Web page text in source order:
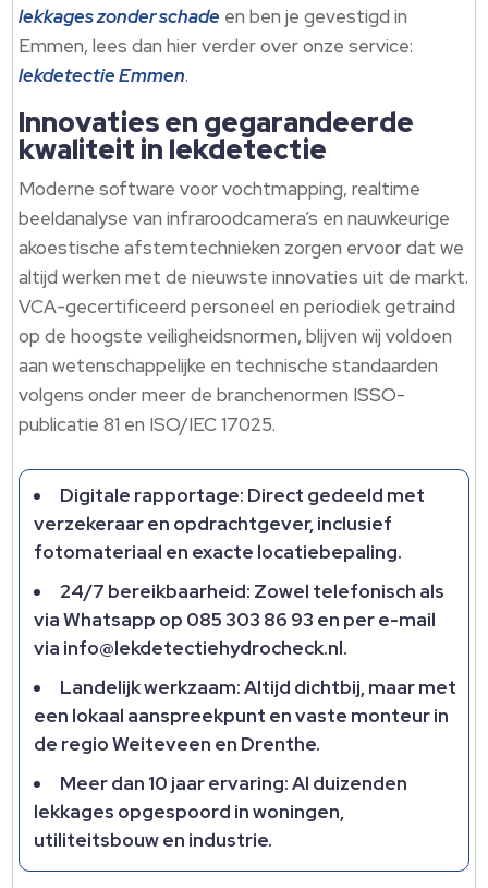
lekkages zonder schade en ben je gevestigd in
Emmen, lees dan hier verder over onze service:
lekdetectie Emmen.
Innovaties en gegarandeerde
kwaliteit in lekdetectie
Moderne software voor vochtmapping, realtime
beeldanalyse van infraroodcamera’s en nauwkeurige
akoestische afstemtechnieken zorgen ervoor dat we
altijd werken met de nieuwste innovaties uit de markt.
VCA-gecertificeerd personeel en periodiek getraind
op de hoogste veiligheidsnormen, blijven wij voldoen
aan wetenschappelijke en technische standaarden
volgens onder meer de branchenormen ISSO-
publicatie 81 en ISO/IEC 17025.
Digitale rapportage: Direct gedeeld met
verzekeraar en opdrachtgever, inclusief
fotomateriaal en exacte locatiebepaling.
24/7 bereikbaarheid: Zowel telefonisch als
via Whatsapp op 085 303 86 93 en per e-mail
via info@lekdetectiehydrocheck.nl.
Landelijk werkzaam: Altijd dichtbij, maar met
een lokaal aanspreekpunt en vaste monteur in
de regio Weiteveen en Drenthe.
Meer dan 10 jaar ervaring: Al duizenden
lekkages opgespoord in woningen,
utiliteitsbouw en industrie.